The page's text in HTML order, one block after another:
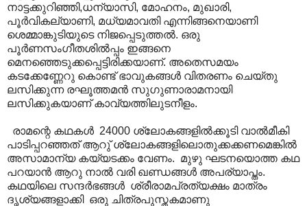
നാട്ടക്കുറിഞ്ഞി,ധന്യാസി, മോഹനം, മുഖാരി,
പൂര്‍വികല്യാണി, മധ്യമാവതി എന്നിങ്ങനെയാണി
ശെമ്മാങ്കുടിയുടെ നിജപ്പെടുത്തല്‍. ഒരു
പൂര്‍ണസംഗീതശില്‍പ്പം ഇങ്ങനെ
മെനഞ്ഞെടുക്കപ്പെട്ടിരിക്കയാണ്. അതെസമയം ‍
കടക്കേണ്ണേറു കൊണ്ട് ഭാവുകങ്ങള്‍ വിതരണം ചെയ്തു
ലസിക്കുന്ന രഘൂത്തമന്‍ സുഗുണാരാമനായി
ലസിക്കുകയാണ് കാവ്യത്തിലുടനീളം.
രാമന്റെ കഥകള്‍ ‍ 24000 ശ്ലോകങ്ങളില്‍ക്കൂടി വാല്‍മീകി
പാടിപ്പറഞ്ഞത് ആറു് ശ്ലോകങ്ങളിലൊതുക്കക്കണമെങ്കില്‍
അസാമാന്യ കയ്യടക്കം വേണം. മുഴു ഘടനയൊത്ത കഥ
പറയാന്‍ ആറു നാൽ വരി ഖണ്ഡങ്ങൾ‍ അപര്യാപ്തം.
കഥയിലെ സന്ദര്‍ഭങ്ങൾ‍ ശ്രീരാമപ്രത്യക്ഷം മാത്രം
ദൃശ്യങ്ങളാക്കി ഒരു ചിത്രപുസ്തകമാണു